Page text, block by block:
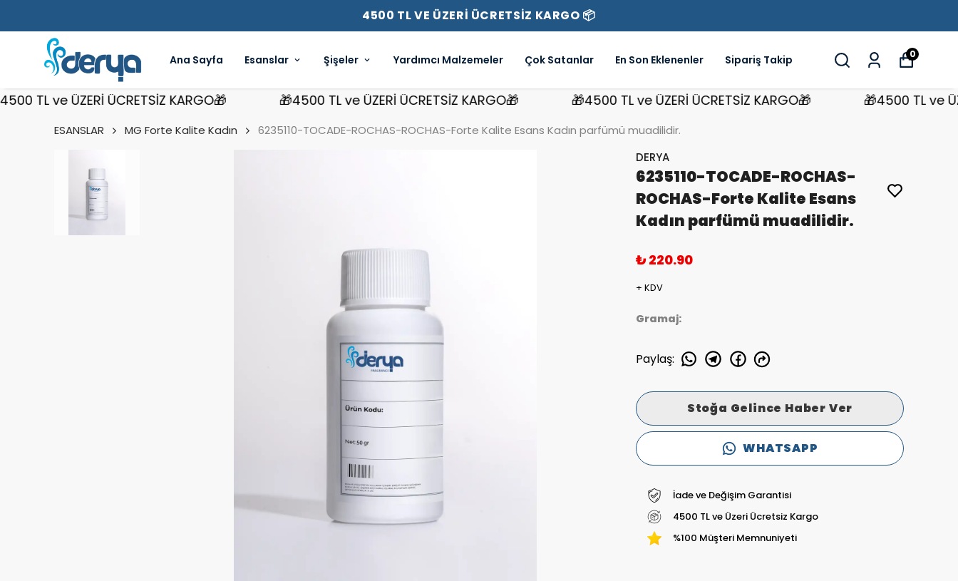
4500 TL VE ÜZERİ ÜCRETSİZ KARGO 📦
Ana Sayfa Esanslar Şişeler Yardımcı Malzemeler Çok Satanlar En Son Eklenenler Sipariş Takip 0
ve ÜZERİ ÜCRETSİZ KARGO🎁 🎁4500 TL ve ÜZERİ ÜCRETSİZ KARGO🎁 🎁4500 TL ve ÜZERİ ÜCRETSİZ KARGO🎁 🎁4500 TL ve
ESANSLAR MG Forte Kalite Kadın
6235110-TOCADE-ROCHAS-ROCHAS-Forte Kalite Esans Kadın parfümü muadilidir.
DERYA
6235110-TOCADE-ROCHAS-
ROCHAS-Forte Kalite Esans
Kadın parfümü muadilidir.
₺ 220.90
+ KDV
Gramaj:
Paylaş:
Stoğa Gelince Haber Ver
WHATSAPP
İade ve Değişim Garantisi
4500 TL ve Üzeri Ücretsiz Kargo
%100 Müşteri Memnuniyeti